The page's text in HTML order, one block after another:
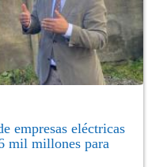
empresas eléctricas
mil millones para